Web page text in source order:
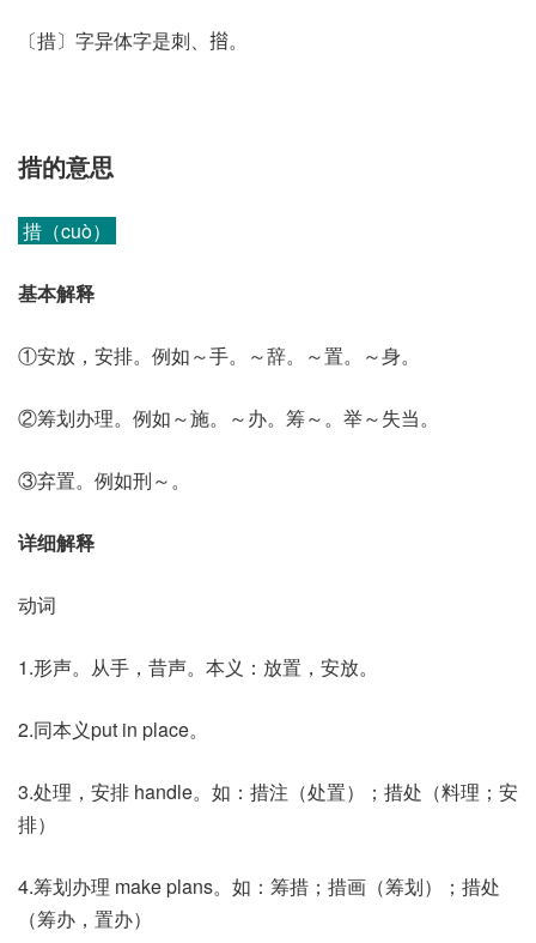
〔措〕字异体字是刺、𢵄。
措的意思
措（cuò）
基本解释
①安放，安排。例如～手。～辞。～置。～身。
②筹划办理。例如～施。～办。筹～。举～失当。
③弃置。例如刑～。
详细解释
动词
1.形声。从手，昔声。本义：放置，安放。
2.同本义put in place。
3.处理，安排 handle。如：措注（处置）；措处（料理；安
排）
4.筹划办理 make plans。如：筹措；措画（筹划）；措处
（筹办，置办）